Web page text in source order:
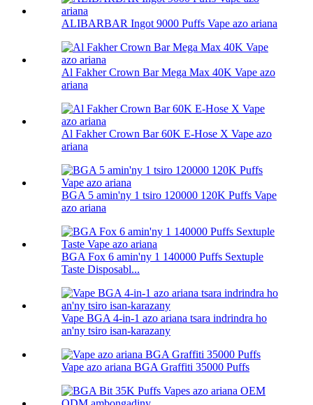
ALIBARBAR Ingot 9000 Puffs Vape azo ariana
Al Fakher Crown Bar Mega Max 40K Vape azo
ariana
Al Fakher Crown Bar 60K E-Hose X Vape azo
ariana
BGA 5 amin'ny 1 tsiro 120000 120K Puffs Vape
azo ariana
BGA Fox 6 amin'ny 1 140000 Puffs Sextuple
Taste Disposabl...
Vape BGA 4-in-1 azo ariana tsara indrindra ho
an'ny tsiro isan-karazany
Vape azo ariana BGA Graffiti 35000 Puffs